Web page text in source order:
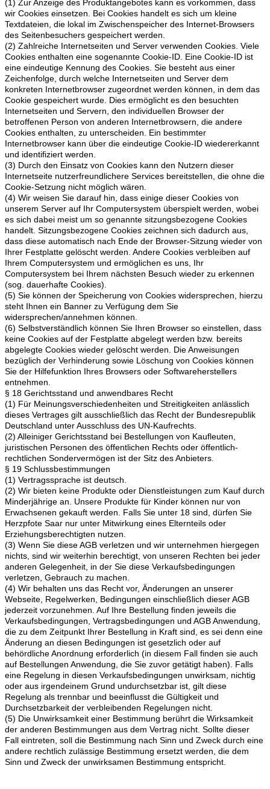
(1) Zur Anzeige des Produktangebotes kann es vorkommen, dass
wir Cookies einsetzen. Bei Cookies handelt es sich um kleine
Textdateien, die lokal im Zwischenspeicher des Internet-Browsers
des Seitenbesuchers gespeichert werden.
(2) Zahlreiche Internetseiten und Server verwenden Cookies. Viele
Cookies enthalten eine sogenannte Cookie-ID. Eine Cookie-ID ist
eine eindeutige Kennung des Cookies. Sie besteht aus einer
Zeichenfolge, durch welche Internetseiten und Server dem
konkreten Internetbrowser zugeordnet werden können, in dem das
Cookie gespeichert wurde. Dies ermöglicht es den besuchten
Internetseiten und Servern, den individuellen Browser der
betroffenen Person von anderen Internetbrowsern, die andere
Cookies enthalten, zu unterscheiden. Ein bestimmter
Internetbrowser kann über die eindeutige Cookie-ID wiedererkannt
und identifiziert werden.
(3) Durch den Einsatz von Cookies kann den Nutzern dieser
Internetseite nutzerfreundlichere Services bereitstellen, die ohne die
Cookie-Setzung nicht möglich wären.
(4) Wir weisen Sie darauf hin, dass einige dieser Cookies von
unserem Server auf Ihr Computersystem überspielt werden, wobei
es sich dabei meist um so genannte sitzungsbezogene Cookies
handelt. Sitzungsbezogene Cookies zeichnen sich dadurch aus,
dass diese automatisch nach Ende der Browser-Sitzung wieder von
Ihrer Festplatte gelöscht werden. Andere Cookies verbleiben auf
Ihrem Computersystem und ermöglichen es uns, Ihr
Computersystem bei Ihrem nächsten Besuch wieder zu erkennen
(sog. dauerhafte Cookies).
(5) Sie können der Speicherung von Cookies widersprechen, hierzu
steht Ihnen ein Banner zu Verfügung dem Sie
widersprechen/annehmen können.
(6) Selbstverständlich können Sie Ihren Browser so einstellen, dass
keine Cookies auf der Festplatte abgelegt werden bzw. bereits
abgelegte Cookies wieder gelöscht werden. Die Anweisungen
bezüglich der Verhinderung sowie Löschung von Cookies können
Sie der Hilfefunktion Ihres Browsers oder Softwareherstellers
entnehmen.
§ 18 Gerichtsstand und anwendbares Recht
(1) Für Meinungsverschiedenheiten und Streitigkeiten anlässlich
dieses Vertrages gilt ausschließlich das Recht der Bundesrepublik
Deutschland unter Ausschluss des UN-Kaufrechts.
(2) Alleiniger Gerichtsstand bei Bestellungen von Kaufleuten,
juristischen Personen des öffentlichen Rechts oder öffentlich-
rechtlichen Sondervermögen ist der Sitz des Anbieters.
§ 19 Schlussbestimmungen
(1) Vertragssprache ist deutsch.
(2) Wir bieten keine Produkte oder Dienstleistungen zum Kauf durch
Minderjährige an. Unsere Produkte für Kinder können nur von
Erwachsenen gekauft werden. Falls Sie unter 18 sind, dürfen Sie
Herzpfote Saar nur unter Mitwirkung eines Elternteils oder
Erziehungsberechtigten nutzen.
(3) Wenn Sie diese AGB verletzen und wir unternehmen hiergegen
nichts, sind wir weiterhin berechtigt, von unseren Rechten bei jeder
anderen Gelegenheit, in der Sie diese Verkaufsbedingungen
verletzen, Gebrauch zu machen.
(4) Wir behalten uns das Recht vor, Änderungen an unserer
Webseite, Regelwerken, Bedingungen einschließlich dieser AGB
jederzeit vorzunehmen. Auf Ihre Bestellung finden jeweils die
Verkaufsbedingungen, Vertragsbedingungen und AGB Anwendung,
die zu dem Zeitpunkt Ihrer Bestellung in Kraft sind, es sei denn eine
Änderung an diesen Bedingungen ist gesetzlich oder auf
behördliche Anordnung erforderlich (in diesem Fall finden sie auch
auf Bestellungen Anwendung, die Sie zuvor getätigt haben). Falls
eine Regelung in diesen Verkaufsbedingungen unwirksam, nichtig
oder aus irgendeinem Grund undurchsetzbar ist, gilt diese
Regelung als trennbar und beeinflusst die Gültigkeit und
Durchsetzbarkeit der verbleibenden Regelungen nicht.
(5) Die Unwirksamkeit einer Bestimmung berührt die Wirksamkeit
der anderen Bestimmungen aus dem Vertrag nicht. Sollte dieser
Fall eintreten, soll die Bestimmung nach Sinn und Zweck durch eine
andere rechtlich zulässige Bestimmung ersetzt werden, die dem
Sinn und Zweck der unwirksamen Bestimmung entspricht.